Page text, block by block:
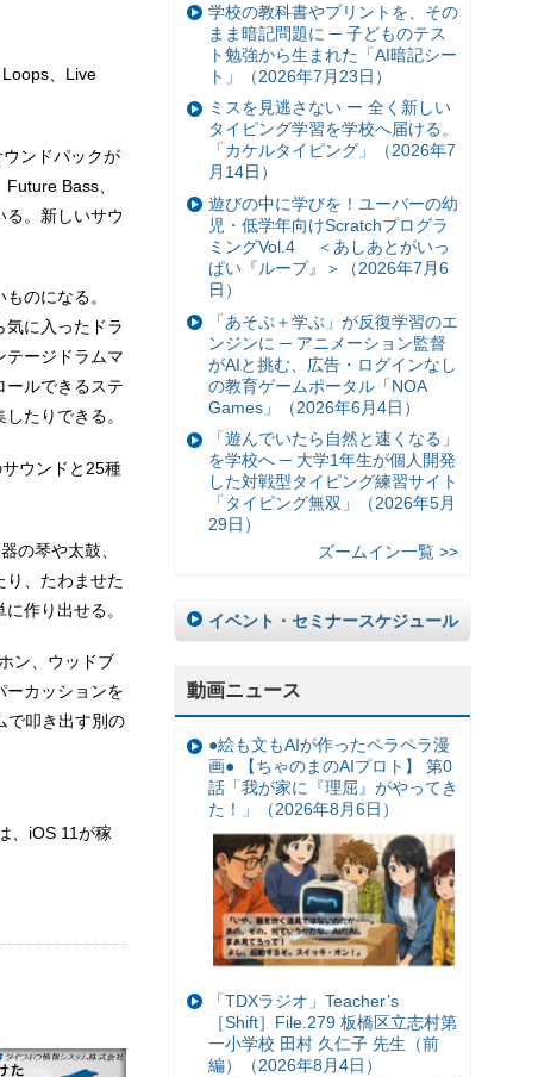
、Live
ンドパックが
Bass、
。新しいサウ
のになる。
に入ったドラ
テージドラムマ
ールできるステ
たりできる。
ウンドと25種
の琴や太鼓、
り、たわませた
作り出せる。
ン、ウッドブ
ーカッションを
で叩き出す別の
、iOS 11が稼
学校の教科書やプリントを、その
まま暗記問題に ─ 子どものテス
ト勉強から生まれた「AI暗記シー
ト」（2026年7月23日）
ミスを見逃さない ー 全く新しい
タイピング学習を学校へ届ける。
「カケルタイピング」（2026年7
月14日）
遊びの中に学びを！ユーバーの幼
児・低学年向けScratchプログラ
ミングVol.4 ＜あしあとがいっ
ぱい『ループ』＞（2026年7月6
日）
「あそぶ＋学ぶ」が反復学習のエ
ンジンに ─ アニメーション監督
がAIと挑む、広告・ログインなし
の教育ゲームポータル「NOA
Games」（2026年6月4日）
「遊んでいたら自然と速くなる」
を学校へ ─ 大学1年生が個人開発
した対戦型タイピング練習サイト
「タイピング無双」（2026年5月
29日）
ズームイン一覧 >>
イベント・セミナースケジュール
動画ニュース
●絵も文もAIが作ったペラペラ漫
画● 【ちゃのまのAIプロト】 第0
話「我が家に『理屈』がやってき
た！」（2026年8月6日）
「TDXラジオ」Teacher’s
［Shift］File.279 板橋区立志村第
一小学校 田村 久仁子 先生（前
編）（2026年8月4日）